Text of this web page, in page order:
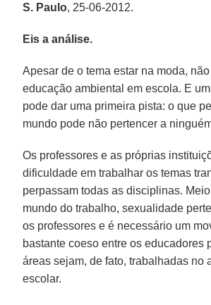
S. Paulo, 25-06-2012.
Eis a análise.
Apesar de o tema estar na moda,
educação ambiental em escola. E
pode dar uma primeira pista: o que
mundo pode não pertencer a
Os professores e as próprias
dificuldade em trabalhar os temas
perpassam todas as disciplinas.
mundo do trabalho, sexualidade
os professores e é necessário um
bastante coeso entre os educadores
áreas sejam, de fato, trabalhadas no
escolar.